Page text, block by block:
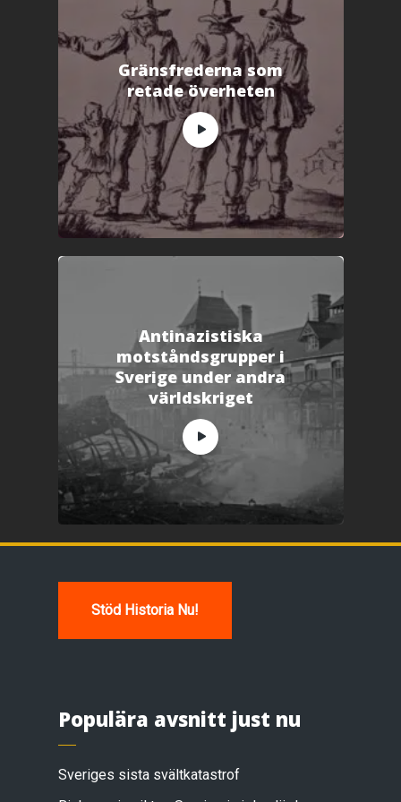
Gränsfrederna som
retade överheten
Antinazistiska
motståndsgrupper i
Sverige under andra
världskriget
Stöd Historia Nu!
Populära avsnitt just nu
Sveriges sista svältkatastrof